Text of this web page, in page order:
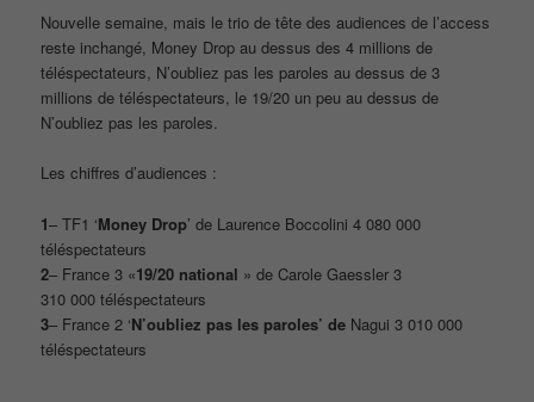
Nouvelle semaine, mais le trio de tête des audiences de l’access
reste inchangé, Money Drop au dessus des 4 millions de
téléspectateurs, N’oubliez pas les paroles au dessus de 3
millions de téléspectateurs, le 19/20 un peu au dessus de
N’oubliez pas les paroles.
Les chiffres d’audiences :
1– TF1 ‘Money Drop’ de Laurence Boccolini 4 080 000
téléspectateurs
2– France 3 «19/20 national » de Carole Gaessler 3
310 000 téléspectateurs
3– France 2 ‘N’oubliez pas les paroles’ de Nagui 3 010 000
téléspectateurs